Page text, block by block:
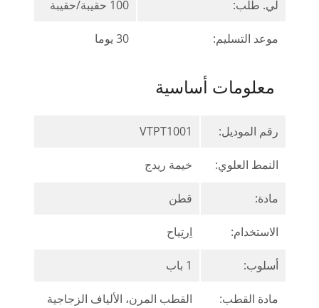
لي. طلب: 100 حقيبة/حقيبة
موعد التسليم: 30 يوما
معلومات أساسية
رقم الموديل: VTPT1001
النمط العلوي: خيمة ريدج
مادة: قطن
الاستخدام: اِرتِياح
أسلوب: 1 باب
مادة القطب: القطب المرن، الألياف الزجاجية